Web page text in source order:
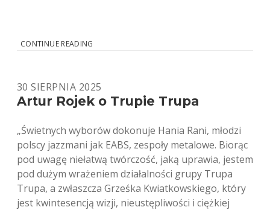
CONTINUE READING
30 SIERPNIA 2025
Artur Rojek o Trupie Trupa
„Świetnych wyborów dokonuje Hania Rani, młodzi
polscy jazzmani jak EABS, zespoły metalowe. Biorąc
pod uwagę niełatwą twórczość, jaką uprawia, jestem
pod dużym wrażeniem działalności grupy Trupa
Trupa, a zwłaszcza Grześka Kwiatkowskiego, który
jest kwintesencją wizji, nieustępliwości i ciężkiej